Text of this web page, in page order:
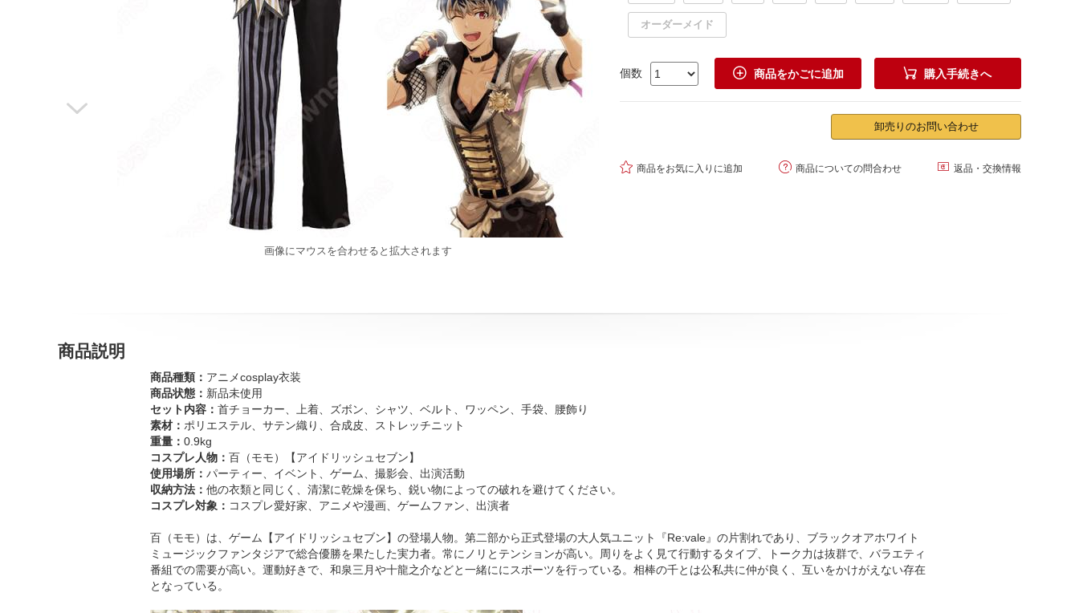

画像にマウスを合わせると拡大されます
オーダーメイド
個数  商品をかごに追加  購入手続きへ
卸売りのお問い合わせ
 商品をお気に入りに追加  商品についての問合わせ  返品・交換情報
商品説明
商品種類： アニメcosplay衣装
商品状態： 新品未使用
セット内容： 首チョーカー、上着、ズボン、シャツ、ベルト、ワッペン、手袋、腰飾り
素材： ポリエステル、サテン織り、合成皮、ストレッチニット
重量： 0.9kg
コスプレ人物： 百（モモ）【アイドリッシュセブン】
使用場所： パーティー、イベント、ゲーム、撮影会、出演活動
収納方法： 他の衣類と同じく、清潔に乾燥を保ち、鋭い物によっての破れを避けてください。
コスプレ対象： コスプレ愛好家、アニメや漫画、ゲームファン、出演者
百（モモ）は、ゲーム【アイドリッシュセブン】の登場人物。第二部から正式登場の大人気ユニット『Re:vale』の片割れであり、ブラックオアホワイト
ミュージックファンタジアで総合優勝を果たした実力者。常にノリとテンションが高い。周りをよく見て行動するタイプ、トーク力は抜群で、バラエティ
番組での需要が高い。運動好きで、和泉三月や十龍之介などと一緒ににスポーツを行っている。相棒の千とは公私共に仲が良く、互いをかけがえない存在
となっている。